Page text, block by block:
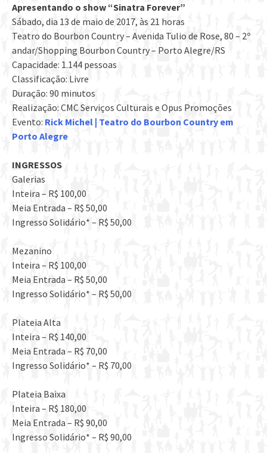
Apresentando o show “Sinatra Forever”
Sábado, dia 13 de maio de 2017, às 21 horas
Teatro do Bourbon Country – Avenida Tulio de Rose, 80 – 2º
andar/Shopping Bourbon Country – Porto Alegre/RS
Capacidade: 1.144 pessoas
Classificação: Livre
Duração: 90 minutos
Realização: CMC Serviços Culturais e Opus Promoções
Evento: Rick Michel | Teatro do Bourbon Country em
Porto Alegre
INGRESSOS
Galerias
Inteira – R$ 100,00
Meia Entrada – R$ 50,00
Ingresso Solidário* – R$ 50,00
Mezanino
Inteira – R$ 100,00
Meia Entrada – R$ 50,00
Ingresso Solidário* – R$ 50,00
Plateia Alta
Inteira – R$ 140,00
Meia Entrada – R$ 70,00
Ingresso Solidário* – R$ 70,00
Plateia Baixa
Inteira – R$ 180,00
Meia Entrada – R$ 90,00
Ingresso Solidário* – R$ 90,00